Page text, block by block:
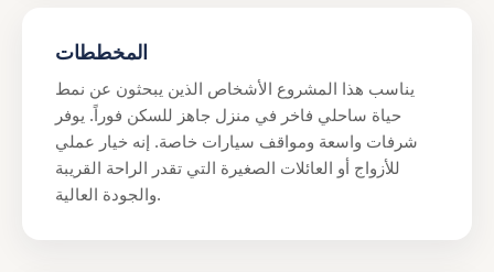
المخططات
يناسب هذا المشروع الأشخاص الذين يبحثون عن نمط
حياة ساحلي فاخر في منزل جاهز للسكن فوراً. يوفر
شرفات واسعة ومواقف سيارات خاصة. إنه خيار عملي
للأزواج أو العائلات الصغيرة التي تقدر الراحة القريبة
والجودة العالية.